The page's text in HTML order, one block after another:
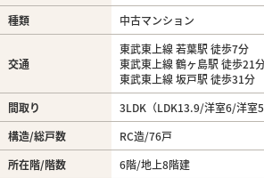
種類 中古マンション
交通
東武東上線 若葉駅 徒歩7分
東武東上線 鶴ヶ島駅 徒歩21
東武東上線 坂戸駅 徒歩31分
間取り
3LDK（LDK13.9/洋室6/洋室
構造/総戸数
RC造/76戸
所在階/階数
6階/地上8階建